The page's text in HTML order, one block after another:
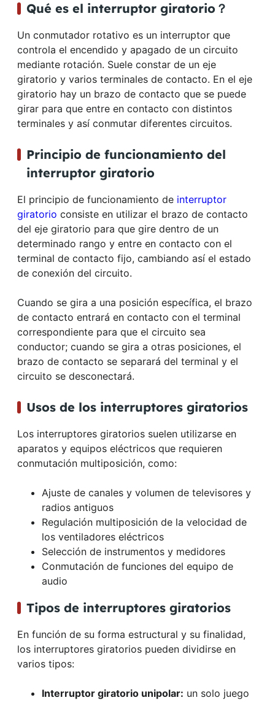
Qué es el interruptor giratorio？
Un conmutador rotativo es un interruptor que
controla el encendido y apagado de un circuito
mediante rotación. Suele constar de un eje
giratorio y varios terminales de contacto. En el eje
giratorio hay un brazo de contacto que se puede
girar para que entre en contacto con distintos
terminales y así conmutar diferentes circuitos.
Principio de funcionamiento del
interruptor giratorio
El principio de funcionamiento de interruptor
giratorio consiste en utilizar el brazo de contacto
del eje giratorio para que gire dentro de un
determinado rango y entre en contacto con el
terminal de contacto fijo, cambiando así el estado
de conexión del circuito.
Cuando se gira a una posición específica, el brazo
de contacto entrará en contacto con el terminal
correspondiente para que el circuito sea
conductor; cuando se gira a otras posiciones, el
brazo de contacto se separará del terminal y el
circuito se desconectará.
Usos de los interruptores giratorios
Los interruptores giratorios suelen utilizarse en
aparatos y equipos eléctricos que requieren
conmutación multiposición, como:
Ajuste de canales y volumen de televisores y
radios antiguos
Regulación multiposición de la velocidad de
los ventiladores eléctricos
Selección de instrumentos y medidores
Conmutación de funciones del equipo de
audio
Tipos de interruptores giratorios
En función de su forma estructural y su finalidad,
los interruptores giratorios pueden dividirse en
varios tipos:
Interruptor giratorio unipolar: un solo juego